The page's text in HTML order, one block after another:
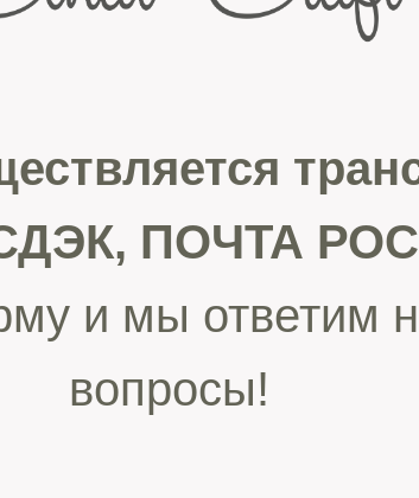
ПОЧТА
и мы ответим
вопросы!